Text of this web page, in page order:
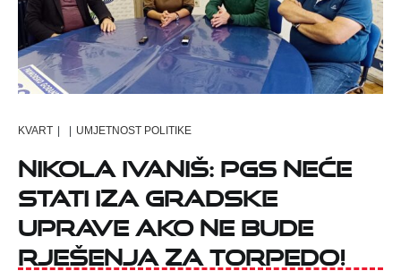
KVART | | UMJETNOST POLITIKE
Nikola Ivaniš: PGS neće
stati iza gradske
Uprave ako ne bude
rješenja za torpedo!